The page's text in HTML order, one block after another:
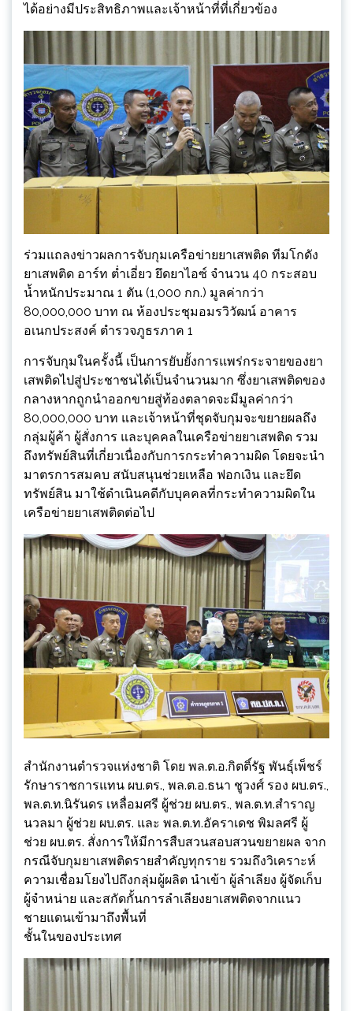
ได้อย่างมีประสิทธิภาพและเจ้าหน้าที่ที่เกี่ยวข้อง
ร่วมแถลงข่าวผลการจับกุมเครือข่ายยาเสพติด ทีมโกดัง
ยาเสพติด อาร์ท ต่ำเอี่ยว ยึดยาไอซ์ จำนวน 40 กระสอบ
น้ำหนักประมาณ 1 ตัน (1,000 กก.) มูลค่ากว่า
80,000,000 บาท ณ ห้องประชุมอมรวิวัฒน์ อาคาร
อเนกประสงค์ ตำรวจภูธรภาค 1
การจับกุมในครั้งนี้ เป็นการยับยั้งการแพร่กระจายของยา
เสพติดไปสู่ประชาชนได้เป็นจำนวนมาก ซึ่งยาเสพติดของ
กลางหากถูกนำออกขายสู่ท้องตลาดจะมีมูลค่ากว่า
80,000,000 บาท และเจ้าหน้าที่ชุดจับกุมจะขยายผลถึง
กลุ่มผู้ค้า ผู้สั่งการ และบุคคลในเครือข่ายยาเสพติด รวม
ถึงทรัพย์สินที่เกี่ยวเนื่องกับการกระทำความผิด โดยจะนำ
มาตรการสมคบ สนับสนุนช่วยเหลือ ฟอกเงิน และยึด
ทรัพย์สิน มาใช้ดำเนินคดีกับบุคคลที่กระทำความผิดใน
เครือข่ายยาเสพติดต่อไป
สำนักงานตำรวจแห่งชาติ โดย พล.ต.อ.กิตติ์รัฐ พันธุ์เพ็ชร์
รักษาราชการแทน ผบ.ตร., พล.ต.อ.ธนา ชูวงศ์ รอง ผบ.ตร.,
พล.ต.ท.นิรันดร เหลื่อมศรี ผู้ช่วย ผบ.ตร., พล.ต.ท.สำราญ
นวลมา ผู้ช่วย ผบ.ตร. และ พล.ต.ท.อัคราเดช พิมลศรี ผู้
ช่วย ผบ.ตร. สั่งการให้มีการสืบสวนสอบสวนขยายผล จาก
กรณีจับกุมยาเสพติดรายสำคัญทุกราย รวมถึงวิเคราะห์
ความเชื่อมโยงไปถึงกลุ่มผู้ผลิต นำเข้า ผู้ลำเลียง ผู้จัดเก็บ
ผู้จำหน่าย และสกัดกั้นการลำเลียงยาเสพติดจากแนว
ชายแดนเข้ามาถึงพื้นที่
ชั้นในของประเทศ